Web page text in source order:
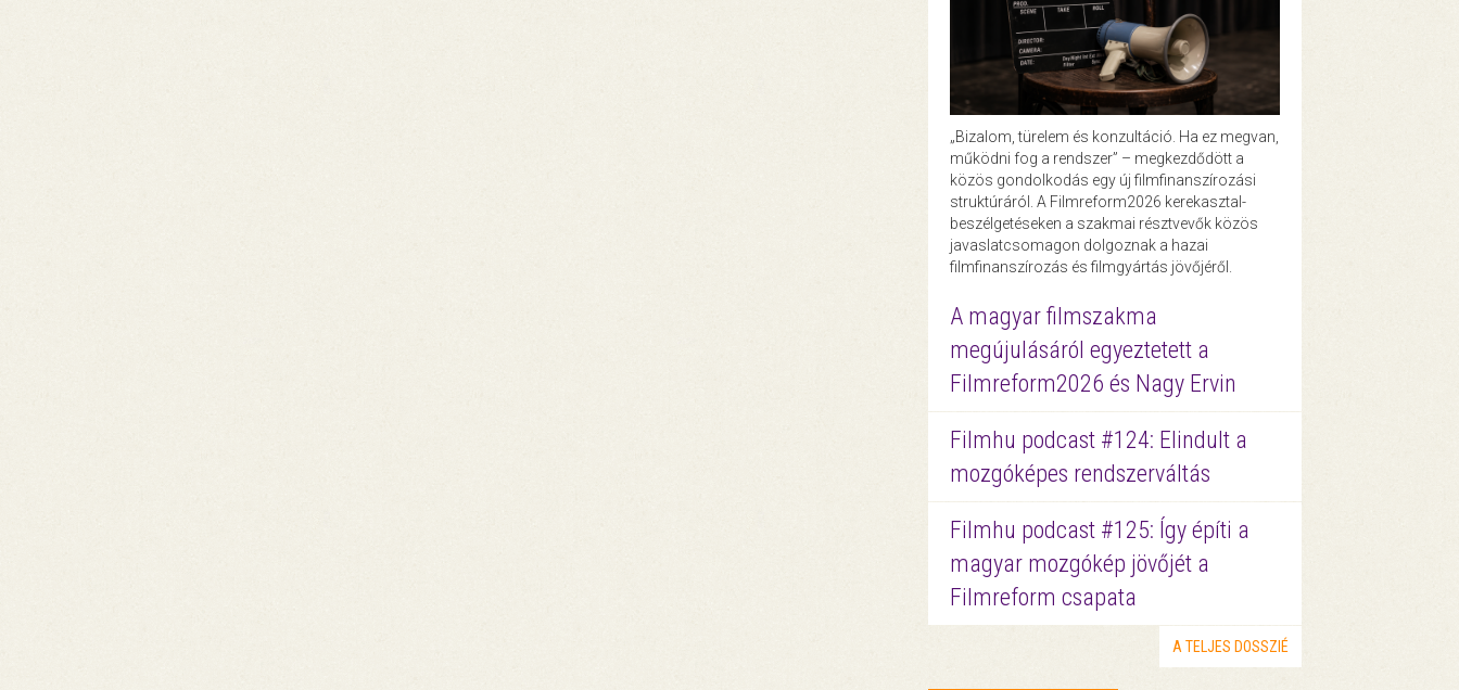
„Bizalom, türelem és konzultáció. Ha ez megvan,
működni fog a rendszer” – megkezdődött a
közös gondolkodás egy új filmfinanszírozási
struktúráról. A Filmreform2026 kerekasztal-
beszélgetéseken a szakmai résztvevők közös
javaslatcsomagon dolgoznak a hazai
filmfinanszírozás és filmgyártás jövőjéről.
A magyar filmszakma
megújulásáról egyeztetett a
Filmreform2026 és Nagy Ervin
Filmhu podcast #124: Elindult a
mozgóképes rendszerváltás
Filmhu podcast #125: Így építi a
magyar mozgókép jövőjét a
Filmreform csapata
A TELJES DOSSZIÉ